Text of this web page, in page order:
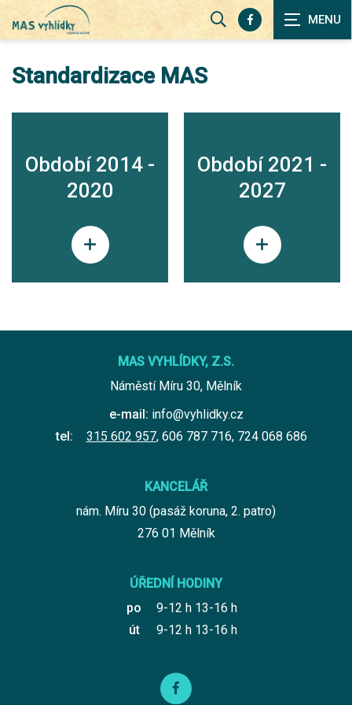
Zobrazit
Standardizace MAS
Období 2014 -
2020
Období 2021 -
2027
MAS VYHLÍDKY, Z.S.
Náměstí Míru 30, Mělník
e-mail: info@vyhlidky.cz
tel:
315 602 957, 606 787 716, 724 068 686
KANCELÁŘ
nám. Míru 30 (pasáž koruna, 2. patro)
276 01 Mělník
ÚŘEDNÍ HODINY
po
9-12 h 13-16 h
út
9-12 h 13-16 h